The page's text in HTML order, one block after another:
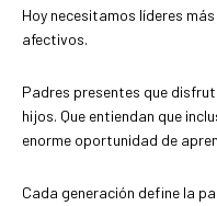
Hoy necesitamos líderes
afectivos.
Padres presentes que
hijos. Que entiendan que
enorme oportunidad de
Cada generación define la